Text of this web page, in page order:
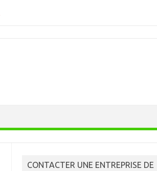
CONTACTER UNE ENTREPRISE DE